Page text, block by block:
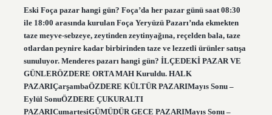
Eski Foça pazar hangi gün? Foça’da her pazar günü saat 08:30
ile 18:00 arasında kurulan Foça Yeryüzü Pazarı’nda ekmekten
taze meyve-sebzeye, zeytinden zeytinyağına, reçelden bala, taze
otlardan peynire kadar birbirinden taze ve lezzetli ürünler satışa
sunuluyor. Menderes pazarı hangi gün? İLÇEDEKİ PAZAR VE
GÜNLERÖZDERE ORTA MAH Kuruldu. HALK
PAZARIÇarşambaÖZDERE KÜLTÜR PAZARIMayıs Sonu –
Eylül SonuÖZDERE ÇUKURALTI
PAZARICumartesiGÜMÜDÜR GECE PAZARIMayıs Sonu –